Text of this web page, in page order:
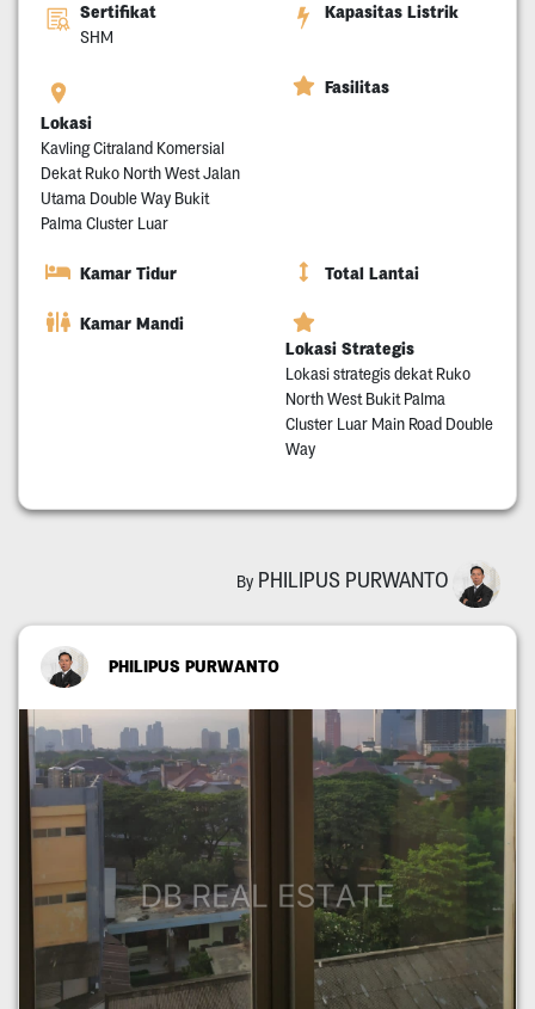
Sertifikat
SHM
Kapasitas Listrik
Lokasi
Kavling Citraland Komersial
Dekat Ruko North West Jalan
Utama Double Way Bukit
Palma Cluster Luar
Fasilitas
Kamar Tidur Total Lantai
Kamar Mandi
Lokasi Strategis
Lokasi strategis dekat Ruko
North West Bukit Palma
Cluster Luar Main Road Double
Way
By PHILIPUS PURWANTO
PHILIPUS PURWANTO